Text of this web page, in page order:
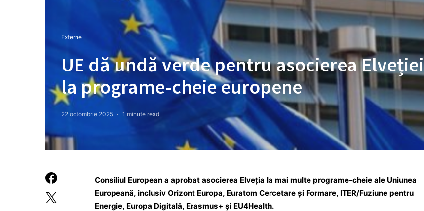
Externe
UE dă undă verde pentru asocierea Elveției
la programe-cheie europene
22 octombrie 2025 1 minute read
Consiliul European a aprobat asocierea Elveția la mai multe programe-cheie ale Uniunea
Europeană, inclusiv Orizont Europa, Euratom Cercetare şi Formare, ITER/Fuziune pentru
Energie, Europa Digitală, Erasmus+ şi EU4Health.